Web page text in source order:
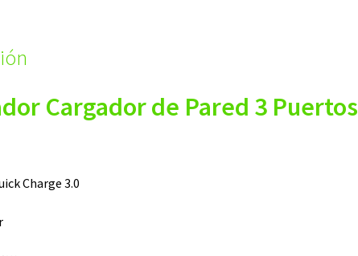
Cargador de Pared 3 Puertos
Charge 3.0